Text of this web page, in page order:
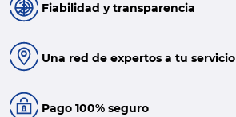
Fiabilidad y transparencia
Una red de expertos a tu servicio
Pago 100% seguro